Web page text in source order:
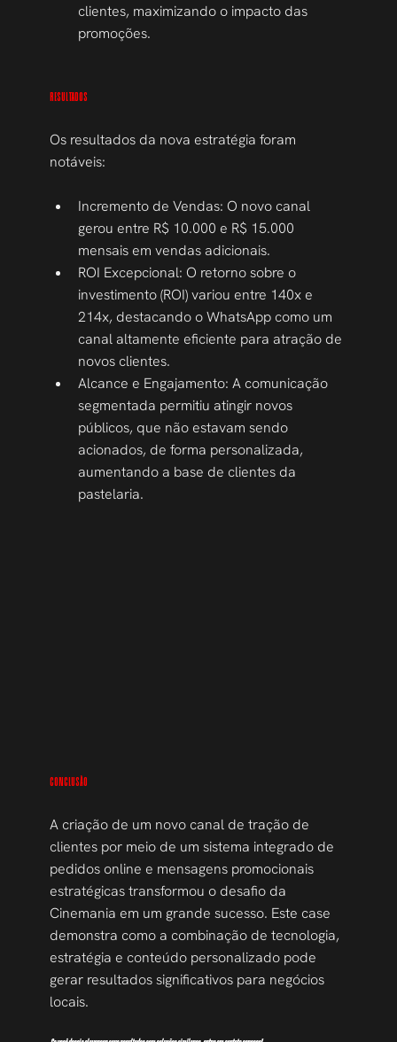
clientes, maximizando o impacto das
promoções.
RESULTADOS
Os resultados da nova estratégia foram
notáveis:
Incremento de Vendas: O novo canal
gerou entre R$ 10.000 e R$ 15.000
mensais em vendas adicionais.
ROI Excepcional: O retorno sobre o
investimento (ROI) variou entre 140x e
214x, destacando o WhatsApp como um
canal altamente eficiente para atração de
novos clientes.
Alcance e Engajamento: A comunicação
segmentada permitiu atingir novos
públicos, que não estavam sendo
acionados, de forma personalizada,
aumentando a base de clientes da
pastelaria.
CONCLUSÃO
A criação de um novo canal de tração de
clientes por meio de um sistema integrado de
pedidos online e mensagens promocionais
estratégicas transformou o desafio da
Cinemania em um grande sucesso. Este case
demonstra como a combinação de tecnologia,
estratégia e conteúdo personalizado pode
gerar resultados significativos para negócios
locais.